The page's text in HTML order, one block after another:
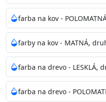
Odtieň: Biela + je možné
Pantone
Informácie k aplikácií
Pred použitím farbu
spôsobu aplikácie. Dobre
aj počas náteru. Naneste
farba na kov -
farby na kov - MATNÁ,
farba na drevo - LESKLÁ,
farba na drevo -